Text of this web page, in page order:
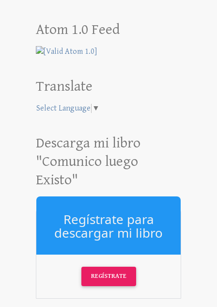
Atom 1.0 Feed
Translate
Select Language ▼
Descarga mi libro
"Comunico luego
Existo"
Regístrate para
descargar mi libro
REGÍSTRATE